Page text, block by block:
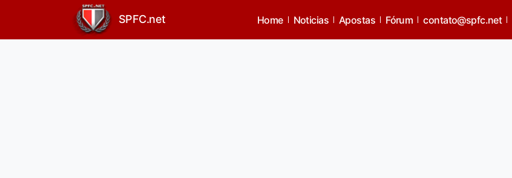
SPFC.net Home Noticias Apostas Fórum contato@spfc.net